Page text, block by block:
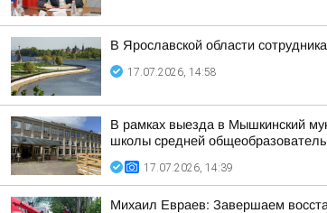
В Ярославской области
17.07.2026, 14:58
В рамках выезда в Мышкинский
школы средней
17.07.2026, 14:39
Михаил Евраев: Завершаем